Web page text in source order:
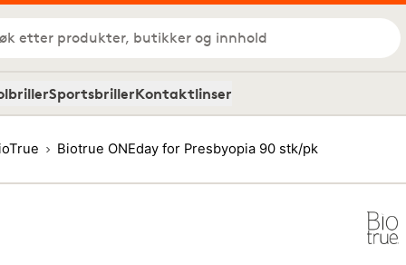
etter produkter, butikker og innhold
SportsbrillerKontaktlinser
Biotrue ONEday for Presbyopia 90 stk/pk